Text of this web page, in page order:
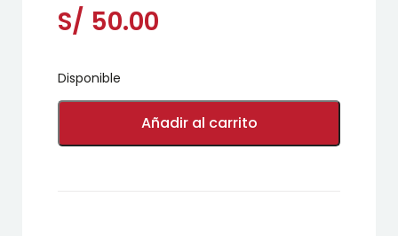
S/ 50.00
Disponible
PODER
SOCIEDAD
Añadir al carrito